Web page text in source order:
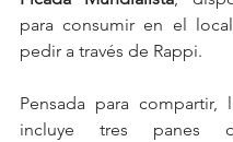
para consumir en el
pedir a través de Rappi.
Pensada para compartir,
incluye tres panes